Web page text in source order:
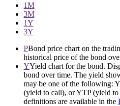
1M
3M
1Y
3Y
PBond price chart on the
historical price of the bond
YYield chart for the bond.
bond over time. The yield
may be one of the following:
(yield to call), or YTP (yield to
definitions are available in the